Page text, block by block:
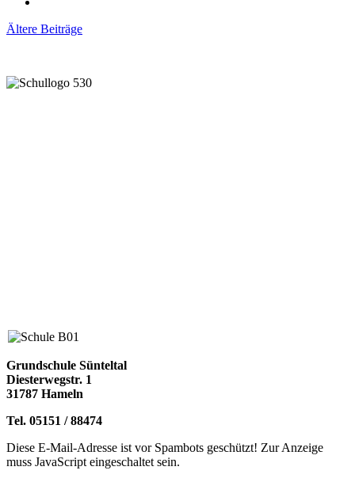
Ältere Beiträge
Grundschule Sünteltal
Diesterwegstr. 1
31787 Hameln
Tel. 05151 / 88474
Diese E-Mail-Adresse ist vor Spambots geschützt! Zur Anzeige
muss JavaScript eingeschaltet sein.